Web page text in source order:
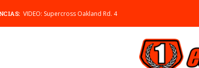
VIDEO: Supercross Oakland Rd. 4